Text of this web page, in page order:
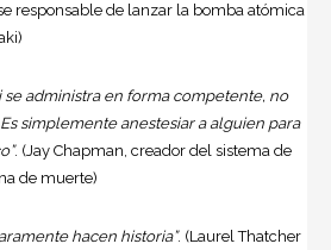
responsable de lanzar la bomba atómica
se administra en forma competente, no
Es simplemente anestesiar a alguien para
. (Jay Chapman, creador del sistema de
de muerte)
hacen historia”. (Laurel Thatcher